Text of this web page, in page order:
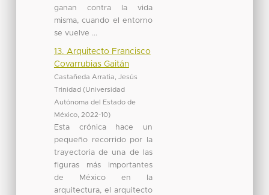
ganan contra la vida
misma, cuando el entorno
se vuelve ...
13. Arquitecto Francisco
Covarrubias Gaitán
Castañeda Arratia, Jesús
Trinidad (Universidad
Autónoma del Estado de
México, 2022-10)
Esta crónica hace un
pequeño recorrido por la
trayectoria de una de las
figuras más importantes
de México en la
arquitectura, el arquitecto